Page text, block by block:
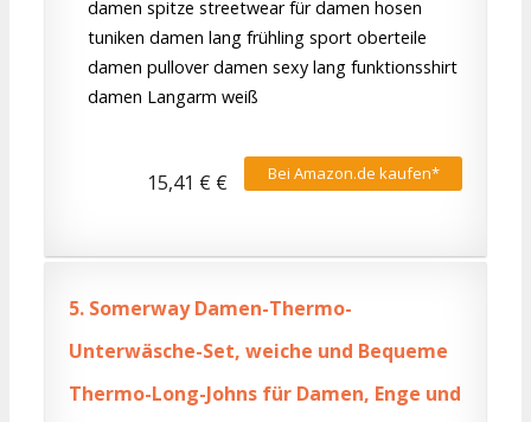
damen spitze streetwear für damen hosen
tuniken damen lang frühling sport oberteile
damen pullover damen sexy lang funktionsshirt
damen Langarm weiß
Bei Amazon.de kaufen*
15,41 € €
5. Somerway Damen-Thermo-
Unterwäsche-Set, weiche und Bequeme
Thermo-Long-Johns für Damen, Enge und